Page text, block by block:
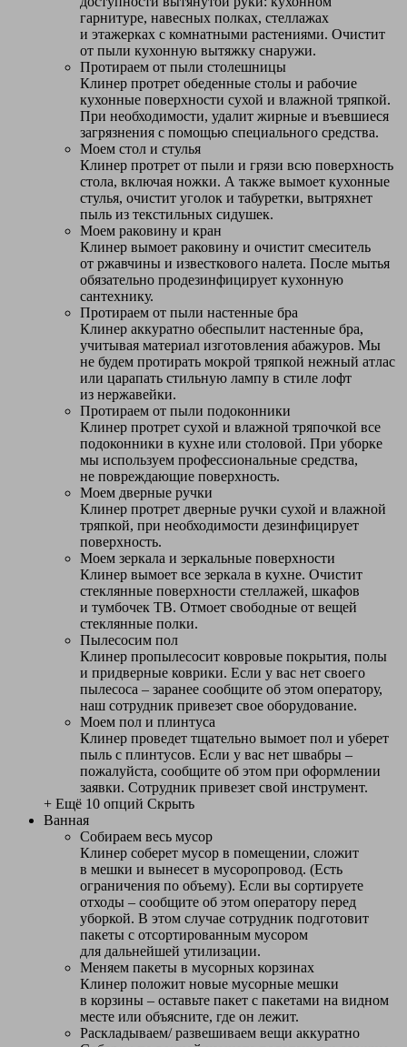
гарнитуре, навесных полках, стеллажах
и этажерках с комнатными растениями. Очистит
от пыли кухонную вытяжку снаружи.
Протираем от пыли столешницы
Клинер протрет обеденные столы и рабочие
кухонные поверхности сухой и влажной тряпкой.
При необходимости, удалит жирные и въевшиеся
загрязнения с помощью специального средства.
Моем стол и стулья
Клинер протрет от пыли и грязи всю поверхность
стола, включая ножки. А также вымоет кухонные
стулья, очистит уголок и табуретки, вытряхнет
пыль из текстильных сидушек.
Моем раковину и кран
Клинер вымоет раковину и очистит смеситель
от ржавчины и известкового налета. После мытья
обязательно продезинфицирует кухонную
сантехнику.
Протираем от пыли настенные бра
Клинер аккуратно обеспылит настенные бра,
учитывая материал изготовления абажуров. Мы
не будем протирать мокрой тряпкой нежный атлас
или царапать стильную лампу в стиле лофт
из нержавейки.
Протираем от пыли подоконники
Клинер протрет сухой и влажной тряпочкой все
подоконники в кухне или столовой. При уборке
мы используем профессиональные средства,
не повреждающие поверхность.
Моем дверные ручки
Клинер протрет дверные ручки сухой и влажной
тряпкой, при необходимости дезинфицирует
поверхность.
Моем зеркала и зеркальные поверхности
Клинер вымоет все зеркала в кухне. Очистит
стеклянные поверхности стеллажей, шкафов
и тумбочек ТВ. Отмоет свободные от вещей
стеклянные полки.
Пылесосим пол
Клинер пропылесосит ковровые покрытия, полы
и придверные коврики. Если у вас нет своего
пылесоса – заранее сообщите об этом оператору,
наш сотрудник привезет свое оборудование.
Моем пол и плинтуса
Клинер проведет тщательно вымоет пол и уберет
пыль с плинтусов. Если у вас нет швабры –
пожалуйста, сообщите об этом при оформлении
заявки. Сотрудник привезет свой инструмент.
+ Ещё 10 опций Скрыть
Ванная
Собираем весь мусор
Клинер соберет мусор в помещении, сложит
в мешки и вынесет в мусоропровод. (Есть
ограничения по объему). Если вы сортируете
отходы – сообщите об этом оператору перед
уборкой. В этом случае сотрудник подготовит
пакеты с отсортированным мусором
для дальнейшей утилизации.
Меняем пакеты в мусорных корзинах
Клинер положит новые мусорные мешки
в корзины – оставьте пакет с пакетами на видном
месте или объясните, где он лежит.
Раскладываем/ развешиваем вещи аккуратно